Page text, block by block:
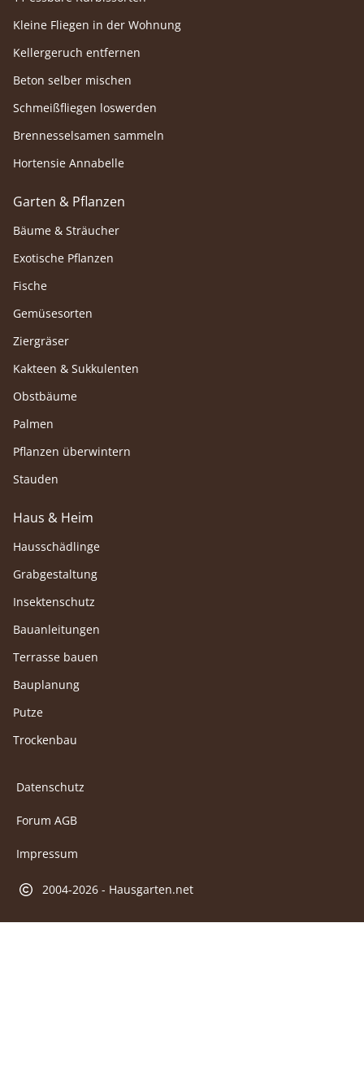
Kleine Fliegen in der Wohnung
Kellergeruch entfernen
Beton selber mischen
Schmeißfliegen loswerden
Brennesselsamen sammeln
Hortensie Annabelle
Garten & Pflanzen
Bäume & Sträucher
Exotische Pflanzen
Fische
Gemüsesorten
Ziergräser
Kakteen & Sukkulenten
Obstbäume
Palmen
Pflanzen überwintern
Stauden
Haus & Heim
Hausschädlinge
Grabgestaltung
Insektenschutz
Bauanleitungen
Terrasse bauen
Bauplanung
Putze
Trockenbau
Datenschutz
Forum AGB
Impressum
2004-2026 - Hausgarten.net